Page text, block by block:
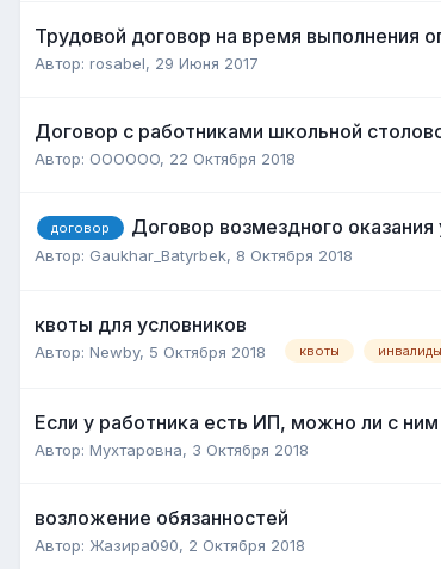
Трудовой договор на время выполнения
Автор: rosabel, 29 Июня 2017
Договор с работниками школьной
Автор: OOOOOO, 22 Октября 2018
договор Договор возмездного оказания
Автор: Gaukhar_Batyrbek, 8 Октября 2018
квоты для условников
Автор: Newby, 5 Октября 2018 квоты инвалиды
Если у работника есть ИП, можно ли с
Автор: Мухтаровна, 3 Октября 2018
возложение обязанностей
Автор: Жазира090, 2 Октября 2018